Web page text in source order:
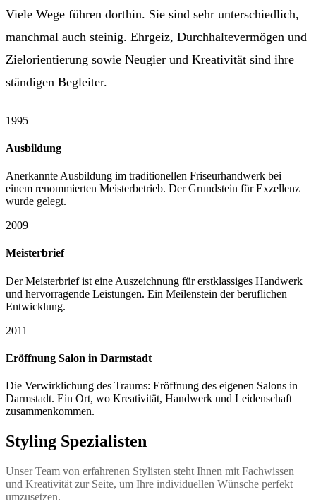
Viele Wege führen dorthin. Sie sind sehr unterschiedlich,
manchmal auch steinig. Ehrgeiz, Durchhaltevermögen und
Zielorientierung sowie Neugier und Kreativität sind ihre
ständigen Begleiter.
1995
Ausbildung
Anerkannte Ausbildung im traditionellen Friseurhandwerk bei
einem renommierten Meisterbetrieb. Der Grundstein für Exzellenz
wurde gelegt.
2009
Meisterbrief
Der Meisterbrief ist eine Auszeichnung für erstklassiges Handwerk
und hervorragende Leistungen. Ein Meilenstein der beruflichen
Entwicklung.
2011
Eröffnung Salon in Darmstadt
Die Verwirklichung des Traums: Eröffnung des eigenen Salons in
Darmstadt. Ein Ort, wo Kreativität, Handwerk und Leidenschaft
zusammenkommen.
Styling Spezialisten
Unser Team von erfahrenen Stylisten steht Ihnen mit Fachwissen
und Kreativität zur Seite, um Ihre individuellen Wünsche perfekt
umzusetzen.